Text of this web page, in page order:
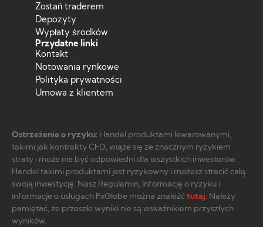
Zostań traderem
Depozyty
Wypłaty środków
Przydatne linki
Kontakt
Notowania rynkowe
Polityka prywatności
Umowa z klientem
Ostrzeżenie o ryzyku: Handel produktami lewarowanymi,
takimi jak kontrakty CFD, wiąże się ze znacznym ryzykiem
straty i może nie być odpowiedni dla wszystkich inwestorów.
Handel takimi produktami jest ryzykowny i możesz stracić całą
swoją inwestycję. Nasz Regulamin, Informację o ryzyku i
informacje o usługach FxGlobe można znaleźćtutaj. Należy
pamiętać, że przeszłe wyniki nie są wskaźnikiem przyszłych
wyników.